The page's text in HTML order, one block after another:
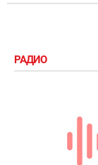
РАДИО